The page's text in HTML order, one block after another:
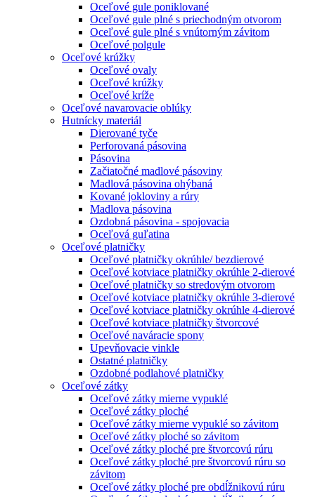
Oceľové gule poniklované
Oceľové gule plné s priechodným otvorom
Oceľové gule plné s vnútorným závitom
Oceľové polgule
Oceľové krúžky
Oceľové ovaly
Oceľové krúžky
Oceľové kríže
Oceľové navarovacie oblúky
Hutnícky materiál
Dierované tyče
Perforovaná pásovina
Pásovina
Začiatočné madlové pásoviny
Madlová pásovina ohýbaná
Kované jokloviny a rúry
Madlova pásovina
Ozdobná pásovina - spojovacia
Oceľová guľatina
Oceľové platničky
Oceľové platničky okrúhle/ bezdierové
Oceľové kotviace platničky okrúhle 2-dierové
Oceľové platničky so stredovým otvorom
Oceľové kotviace platničky okrúhle 3-dierové
Oceľové kotviace platničky okrúhle 4-dierové
Oceľové kotviace platničky štvorcové
Oceľové naváracie spony
Upevňovacie vinkle
Ostatné platničky
Ozdobné podlahové platničky
Oceľové zátky
Oceľové zátky mierne vypuklé
Oceľové zátky ploché
Oceľové zátky mierne vypuklé so závitom
Oceľové zátky ploché so závitom
Oceľové zátky ploché pre štvorcovú rúru
Oceľové zátky ploché pre štvorcovú rúru so
závitom
Oceľové zátky ploché pre obdĺžnikovú rúru